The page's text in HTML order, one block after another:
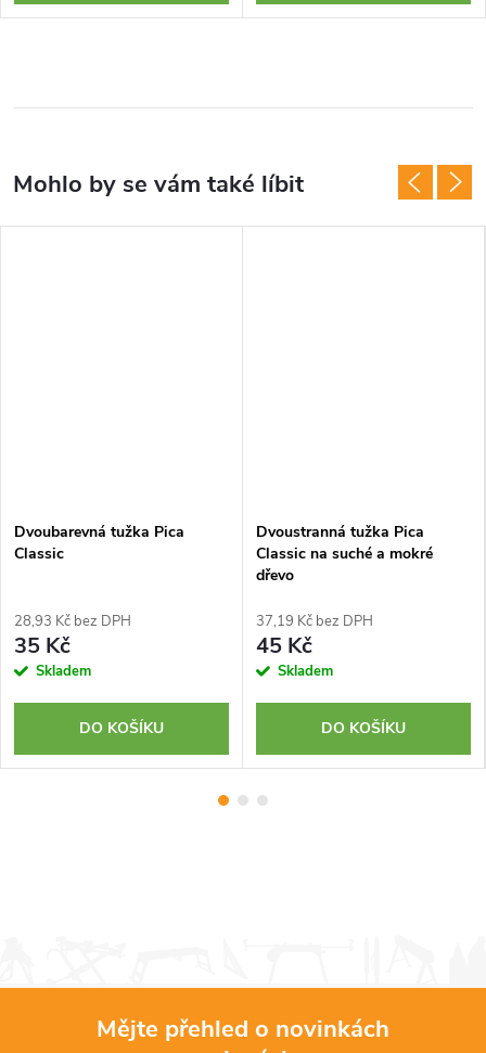
Dvoubarevná tužka Pica
Classic
28,93 Kč bez DPH
35 Kč
Skladem
DO KOŠÍKU
Dvoustranná tužka Pica
Classic na suché a mokré
dřevo
37,19 Kč bez DPH
45 Kč
Skladem
DO KOŠÍKU
Mějte přehled o novinkách